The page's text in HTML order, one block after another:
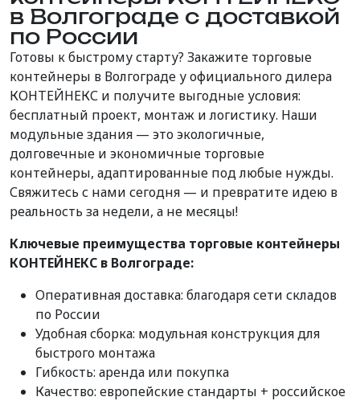
в Волгограде с доставкой
по России
Готовы к быстрому старту? Закажите торговые
контейнеры в Волгограде у официального дилера
КОНТЕЙНЕКС и получите выгодные условия:
бесплатный проект, монтаж и логистику. Наши
модульные здания — это экологичные,
долговечные и экономичные торговые
контейнеры, адаптированные под любые нужды.
Свяжитесь с нами сегодня — и превратите идею в
реальность за недели, а не месяцы!
Ключевые преимущества торговые контейнеры
КОНТЕЙНЕКС в Волгограде:
Оперативная доставка: благодаря сети складов
по России
Удобная сборка: модульная конструкция для
быстрого монтажа
Гибкость: аренда или покупка
Качество: европейские стандарты + российское